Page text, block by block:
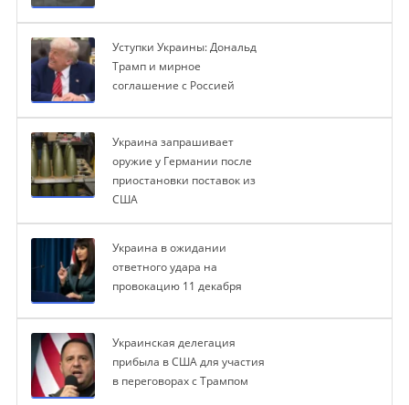
Уступки Украины: Дональд
Трамп и мирное
соглашение с Россией
Украина запрашивает
оружие у Германии после
приостановки поставок из
США
Украина в ожидании
ответного удара на
провокацию 11 декабря
Украинская делегация
прибыла в США для участия
в переговорах с Трампом